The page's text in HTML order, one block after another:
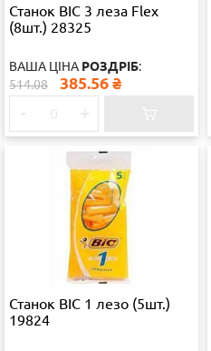
Станок ВІС 3 леза Flex
(8шт.) 28325
ВАША ЦІНА РОЗДРІБ:
514.08
385.56 ₴
Станок ВІС 1 лезо (5шт.)
19824